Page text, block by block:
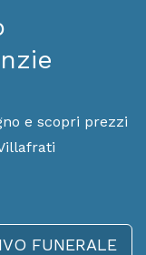
e scopri prezzi
FUNERALE